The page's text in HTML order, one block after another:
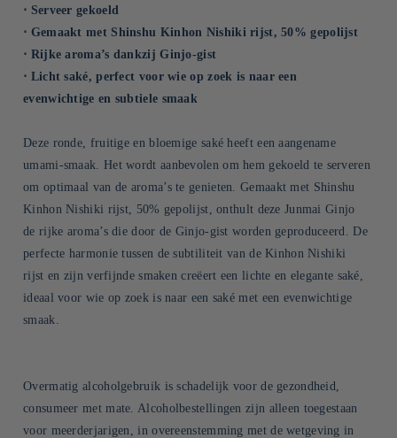
⋅ Serveer gekoeld
⋅ Gemaakt met Shinshu Kinhon Nishiki rijst, 50% gepolijst
⋅ Rijke aroma’s dankzij Ginjo-gist
⋅ Licht saké, perfect voor wie op zoek is naar een
evenwichtige en subtiele smaak
Deze ronde, fruitige en bloemige saké heeft een aangename
umami-smaak. Het wordt aanbevolen om hem gekoeld te serveren
om optimaal van de aroma’s te genieten. Gemaakt met Shinshu
Kinhon Nishiki rijst, 50% gepolijst, onthult deze Junmai Ginjo
de rijke aroma’s die door de Ginjo-gist worden geproduceerd. De
perfecte harmonie tussen de subtiliteit van de Kinhon Nishiki
rijst en zijn verfijnde smaken creëert een lichte en elegante saké,
ideaal voor wie op zoek is naar een saké met een evenwichtige
smaak.
Overmatig alcoholgebruik is schadelijk voor de gezondheid,
consumeer met mate. Alcoholbestellingen zijn alleen toegestaan
voor meerderjarigen, in overeenstemming met de wetgeving in